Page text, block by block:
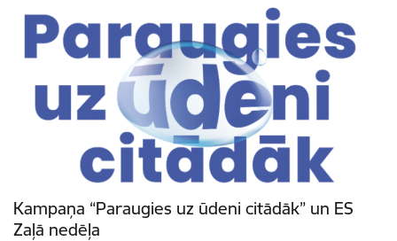
Kampaņa “Paraugies uz ūdeni citādāk” un ES
Zaļā nedēļa